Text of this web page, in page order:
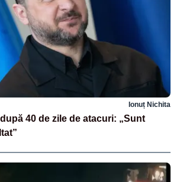
Ionuț Nichita
40 de zile de atacuri: „Sunt